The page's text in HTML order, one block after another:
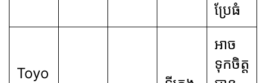
ប្រែធំ
Toyo
អាច
ទុកចិត្ត